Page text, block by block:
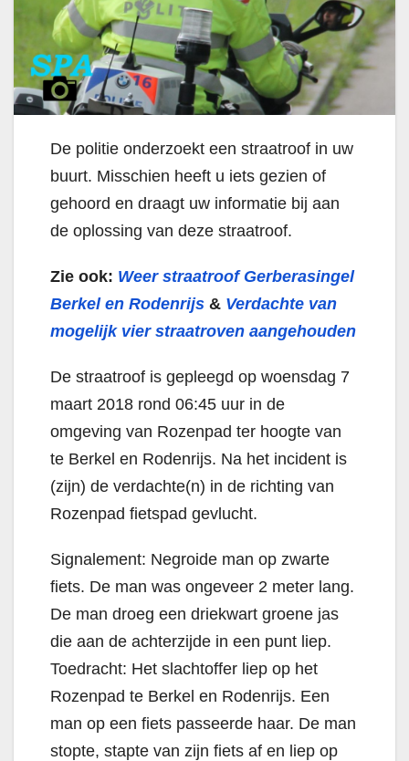
De politie onderzoekt een straatroof in uw
buurt. Misschien heeft u iets gezien of
gehoord en draagt uw informatie bij aan
de oplossing van deze straatroof.
Zie ook: Weer straatroof Gerberasingel
Berkel en Rodenrijs & Verdachte van
mogelijk vier straatroven aangehouden
De straatroof is gepleegd op woensdag 7
maart 2018 rond 06:45 uur in de
omgeving van Rozenpad ter hoogte van
te Berkel en Rodenrijs. Na het incident is
(zijn) de verdachte(n) in de richting van
Rozenpad fietspad gevlucht.
Signalement: Negroide man op zwarte
fiets. De man was ongeveer 2 meter lang.
De man droeg een driekwart groene jas
die aan de achterzijde in een punt liep.
Toedracht: Het slachtoffer liep op het
Rozenpad te Berkel en Rodenrijs. Een
man op een fiets passeerde haar. De man
stopte, stapte van zijn fiets af en liep op